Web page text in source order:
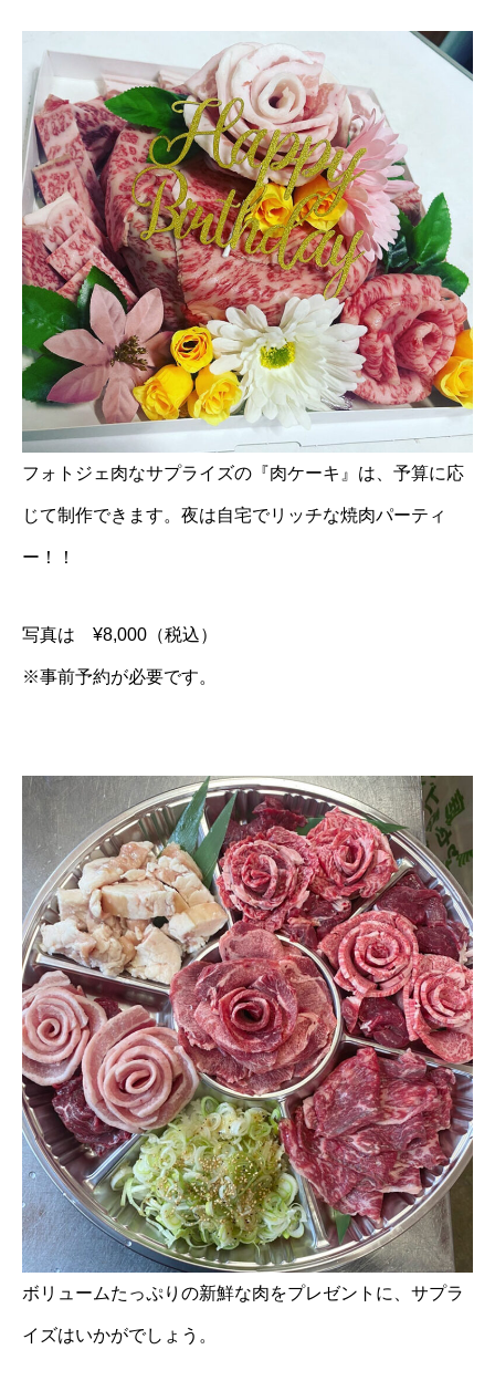
フォトジェ肉なサプライズの『肉ケーキ』は、予算に応
じて制作できます。夜は自宅でリッチな焼肉パーティ
ー！！
写真は ¥8,000（税込）
※事前予約が必要です。
ボリュームたっぷりの新鮮な肉をプレゼントに、サプラ
イズはいかがでしょう。